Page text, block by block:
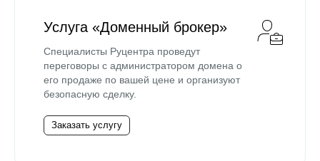
Услуга «Доменный брокер»
Специалисты Руцентра проведут
переговоры с администратором домена о
его продаже по вашей цене и организуют
безопасную сделку.
Заказать услугу